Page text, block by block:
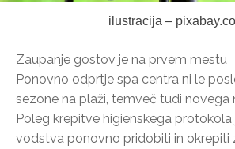
ilustracija –
Zaupanje gostov je na prvem mestu
Ponovno odprtje spa centra ni le
sezone na plaži, temveč tudi novega
Poleg krepitve higienskega protokola
vodstva ponovno pridobiti in okrepiti